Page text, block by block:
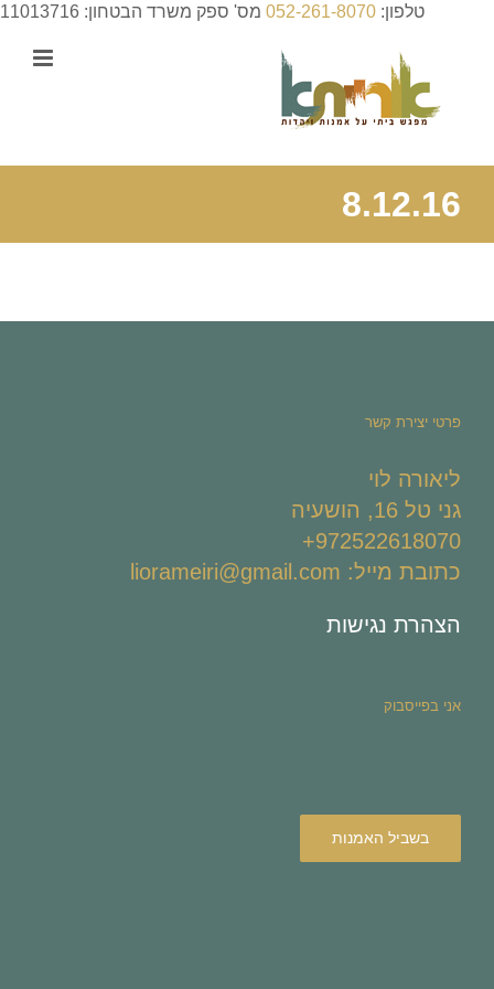
טלפון: 052-261-8070 מס' ספק משרד הבטחון: 11013716
8.12.16
פרטי יצירת קשר
ליאורה לוי
גני טל 16, הושעיה
972522618070+
כתובת מייל: liorameiri@gmail.com
הצהרת נגישות
אני בפייסבוק
בשביל האמנות